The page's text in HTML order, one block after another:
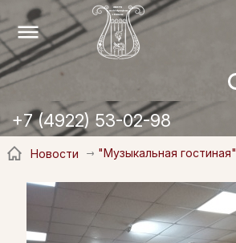
+7 (4922) 53-02-98
Новости "Музыкальная гостиная"